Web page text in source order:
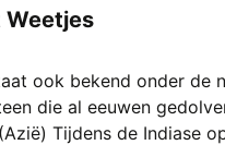
Weetjes
ook bekend onder de
die al eeuwen
Tijdens de Indiase